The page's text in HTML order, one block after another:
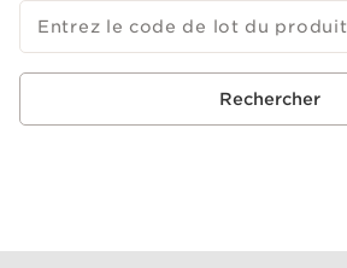
Entrez le code de lot du produit
Rechercher